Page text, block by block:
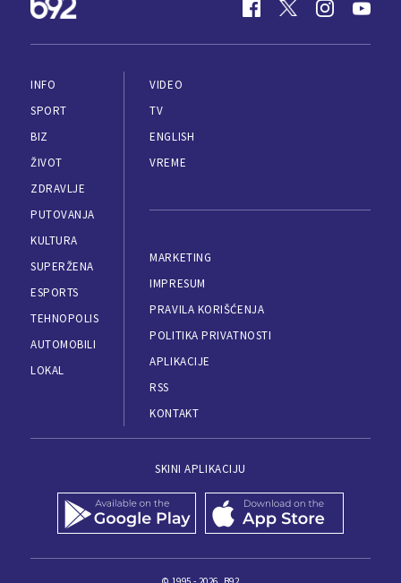
INFO
SPORT
BIZ
ŽIVOT
ZDRAVLJE
PUTOVANJA
KULTURA
SUPERŽENA
ESPORTS
TEHNOPOLIS
AUTOMOBILI
LOKAL
VIDEO
TV
ENGLISH
VREME
MARKETING
IMPRESUM
PRAVILA KORIŠĆENJA
POLITIKA PRIVATNOSTI
APLIKACIJE
RSS
KONTAKT
SKINI APLIKACIJU